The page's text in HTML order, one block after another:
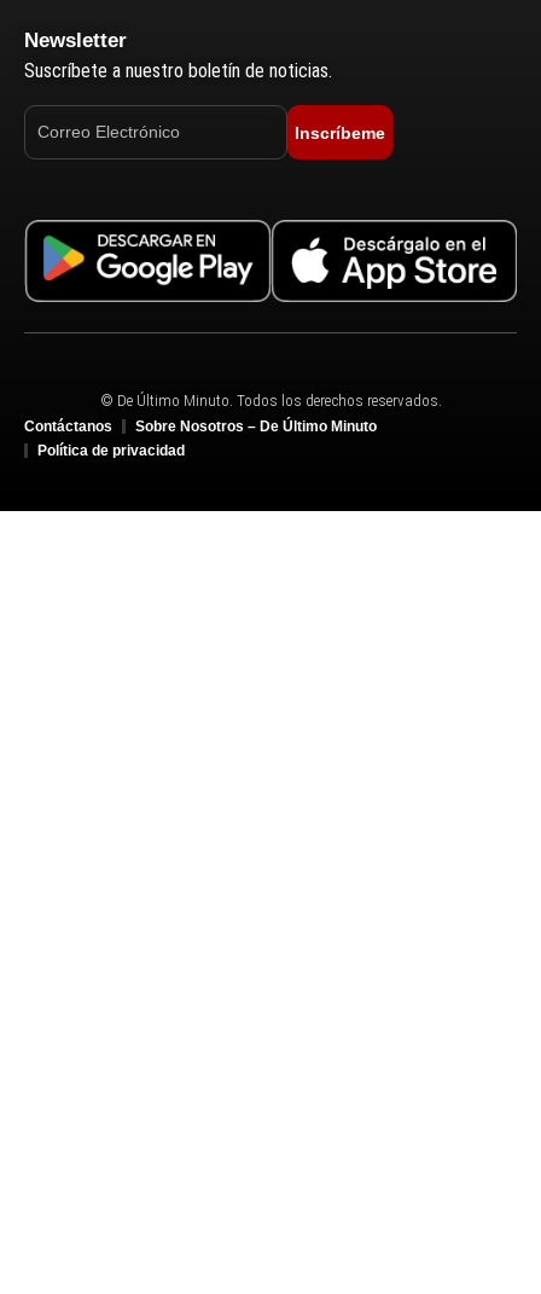
Newsletter
Suscríbete a nuestro boletín de noticias.
Inscríbeme
© De Último Minuto. Todos los derechos reservados.
Contáctanos
Sobre Nosotros – De Último Minuto
Política de privacidad